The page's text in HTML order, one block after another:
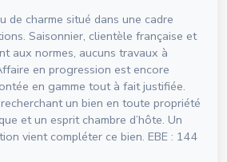
de charme situé dans une cadre
Saisonnier, clientèle française et
aux normes, aucuns travaux à
en progression est encore
en gamme tout à fait justifiée.
un bien en toute propriété
et un esprit chambre d’hôte. Un
vient compléter ce bien. EBE : 144